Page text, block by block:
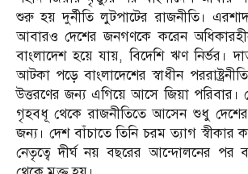
শুরু হয় দুর্নীতি লুটপাটের রাজনীতি।
আবারও দেশের জনগণকে করেন
বাংলাদেশ হয়ে যায়, বিদেশি ঋণ নির্ভর।
আটকা পড়ে বাংলাদেশের স্বাধীন
উত্তরণের জন্য এগিয়ে আসে জিয়া পরিবার।
গৃহবধূ থেকে রাজনীতিতে আসেন শুধু দেশের
জন্য। দেশ বাঁচাতে তিনি চরম ত্যাগ স্বীকার
নেতৃত্বে দীর্ঘ নয় বছরের আন্দোলনের পর